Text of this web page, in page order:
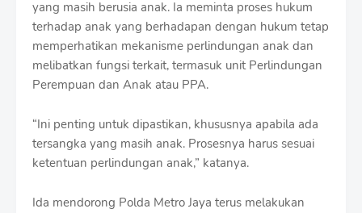
yang masih berusia anak. Ia meminta proses hukum
terhadap anak yang berhadapan dengan hukum tetap
memperhatikan mekanisme perlindungan anak dan
melibatkan fungsi terkait, termasuk unit Perlindungan
Perempuan dan Anak atau PPA.
“Ini penting untuk dipastikan, khususnya apabila ada
tersangka yang masih anak. Prosesnya harus sesuai
ketentuan perlindungan anak,” katanya.
Ida mendorong Polda Metro Jaya terus melakukan